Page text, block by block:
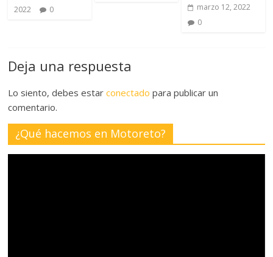
2022
0
marzo 12, 2022
0
Deja una respuesta
Lo siento, debes estarconectado para publicar un
comentario.
¿Qué hacemos en Motoreto?